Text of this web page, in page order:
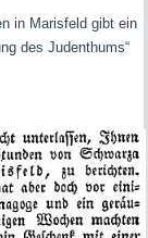
in Marisfeld gibt ein
des Judenthums“